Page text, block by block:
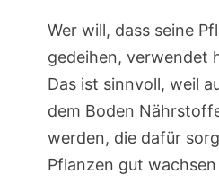
Wer will, dass seine
gedeihen, verwendet
Das ist sinnvoll, weil
dem Boden
werden, die dafür
Pflanzen gut